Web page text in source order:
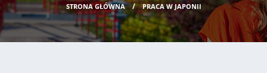
SEK
HUF
FR
HR
HU
STRONA GŁÓWNA PRACA W JAPONII